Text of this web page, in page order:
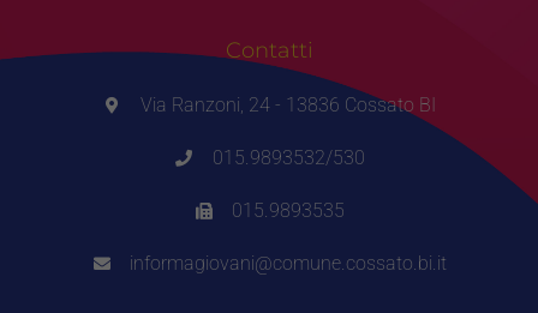
Contatti
Via Ranzoni, 24 - 13836 Cossato BI
015.9893532/530
015.9893535
informagiovani@comune.cossato.bi.it